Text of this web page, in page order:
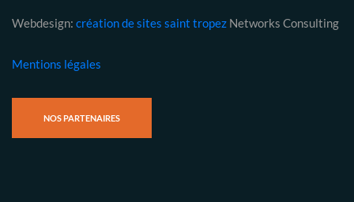
Webdesign: création de sites saint tropez Networks Consulting
Mentions légales
NOS PARTENAIRES